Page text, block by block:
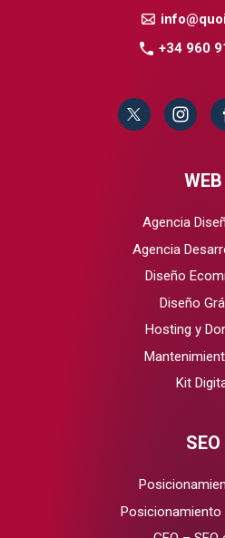
+34 960
WEB
Agencia
Agencia
Diseño
Diseño
Hosting y
Kit
SEO
Posicionamiento